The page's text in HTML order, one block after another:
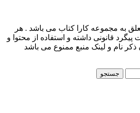
به مجموعه کارا کتاب می باشد . هر
قانونی داشته و استفاده از محتوا و
نام و لینک منبع ممنوع می باشد
جستجو